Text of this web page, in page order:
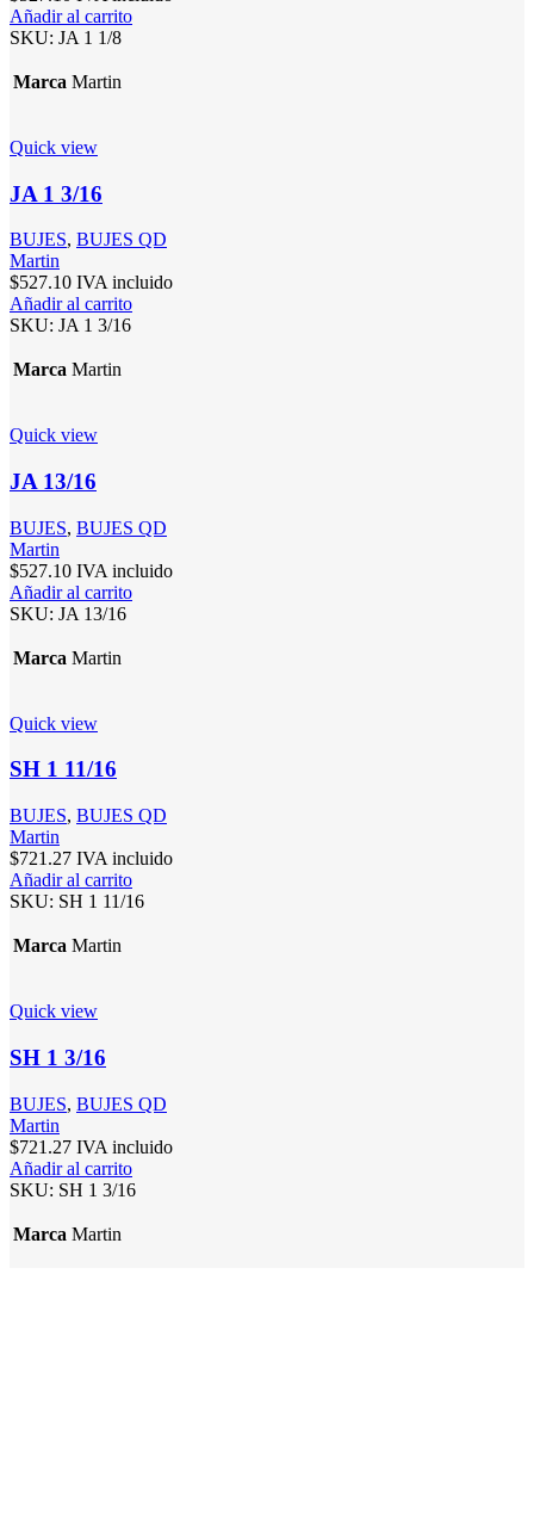
Añadir al carrito
SKU: JA 1 1/8
Marca Martin
Quick view
JA 1 3/16
BUJES, BUJES QD
Martin
$527.10 IVA incluido
Añadir al carrito
SKU: JA 1 3/16
Marca Martin
Quick view
JA 13/16
BUJES, BUJES QD
Martin
$527.10 IVA incluido
Añadir al carrito
SKU: JA 13/16
Marca Martin
Quick view
SH 1 11/16
BUJES, BUJES QD
Martin
$721.27 IVA incluido
Añadir al carrito
SKU: SH 1 11/16
Marca Martin
Quick view
SH 1 3/16
BUJES, BUJES QD
Martin
$721.27 IVA incluido
Añadir al carrito
SKU: SH 1 3/16
Marca Martin